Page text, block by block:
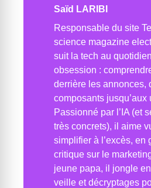
Saïd LARIBI
Responsable du site
science magazine
suit la tech au
obsession :
derrière les annonces,
composants jusqu’aux
Passionné par l’IA (et
très concrets), il aime
simplifier à l’excès, en
critique sur le
jeune papa, il jongle
veille et décryptages